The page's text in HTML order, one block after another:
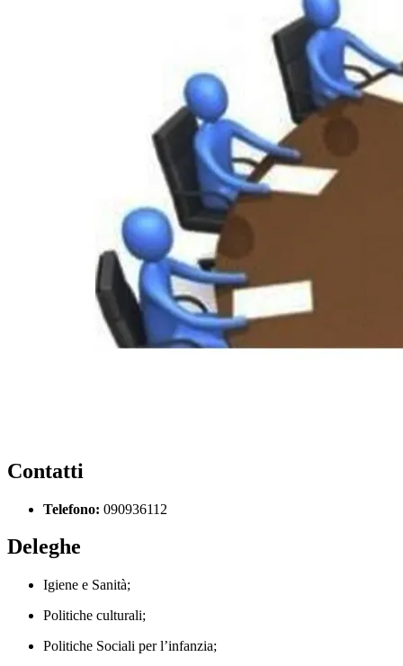
Contatti
Telefono: 090936112
Deleghe
Igiene e Sanità;
Politiche culturali;
Politiche Sociali per l’infanzia;